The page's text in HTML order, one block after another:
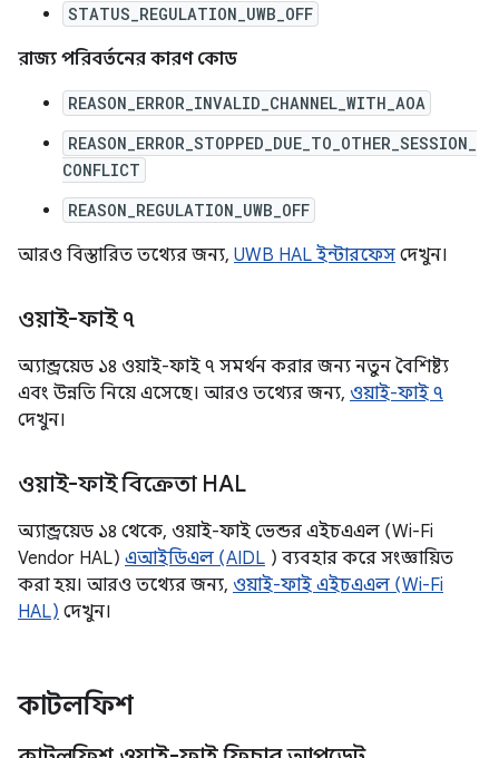
STATUS_REGULATION_UWB_OFF
রাজ্য পরিবর্তনের কারণ কোড
REASON_ERROR_INVALID_CHANNEL_WITH_AOA
REASON_ERROR_STOPPED_DUE_TO_OTHER_SESSION_
CONFLICT
REASON_REGULATION_UWB_OFF
আরও বিস্তারিত তথ্যের জন্য, UWB HAL ইন্টারফেস দেখুন।
ওয়াই-ফাই ৭
অ্যান্ড্রয়েড ১৪ ওয়াই-ফাই ৭ সমর্থন করার জন্য নতুন বৈশিষ্ট্য
এবং উন্নতি নিয়ে এসেছে। আরও তথ্যের জন্য, ওয়াই-ফাই ৭
দেখুন।
ওয়াই-ফাই বিক্রেতা HAL
অ্যান্ড্রয়েড ১৪ থেকে, ওয়াই-ফাই ভেন্ডর এইচএএল (Wi-Fi
Vendor HAL) এআইডিএল (AIDL ) ব্যবহার করে সংজ্ঞায়িত
করা হয়। আরও তথ্যের জন্য, ওয়াই-ফাই এইচএএল (Wi-Fi
HAL) দেখুন।
কাটলফিশ